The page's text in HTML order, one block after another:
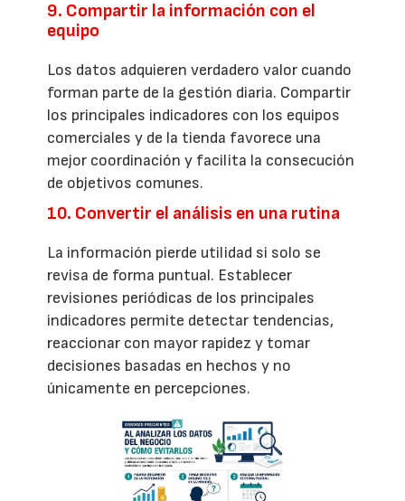
9. Compartir la información con el
equipo
Los datos adquieren verdadero valor cuando
forman parte de la gestión diaria. Compartir
los principales indicadores con los equipos
comerciales y de la tienda favorece una
mejor coordinación y facilita la consecución
de objetivos comunes.
10. Convertir el análisis en una rutina
La información pierde utilidad si solo se
revisa de forma puntual. Establecer
revisiones periódicas de los principales
indicadores permite detectar tendencias,
reaccionar con mayor rapidez y tomar
decisiones basadas en hechos y no
únicamente en percepciones.